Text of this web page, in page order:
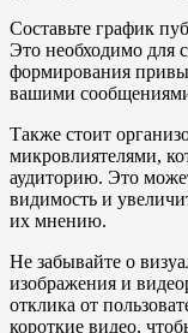
Составьте график
Это необходимо для
формирования
вашими
Также стоит
микровлиятелями,
аудиторию. Это
видимость и
их мнению.
Не забывайте о
изображения и
отклика от
короткие видео,